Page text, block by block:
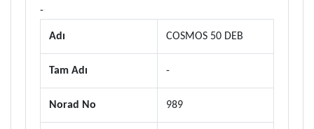
-
Adı COSMOS 50 DEB
Tam Adı -
Norad No 989